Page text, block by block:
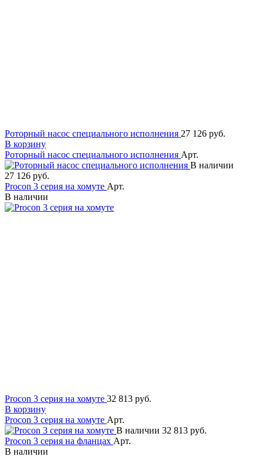
Роторный насос специального исполнения 27 126 руб.
В корзину
Роторный насос специального исполнения Арт.
В наличии
27 126 руб.
Procon 3 серия на хомуте Арт.
В наличии
Procon 3 серия на хомуте 32 813 руб.
В корзину
Procon 3 серия на хомуте Арт.
В наличии 32 813 руб.
Procon 3 серия на фланцах Арт.
В наличии